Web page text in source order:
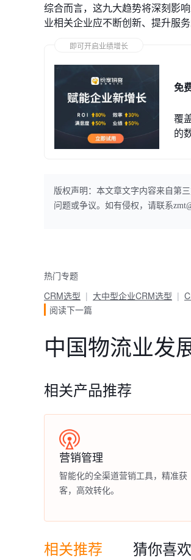
综合而言，这九大趋势将深刻影
业相关企业应不断创新、提升服
即可开启业绩增长
免
覆
的
版权声明：本文章文字内容来自第
问题或争议。如有侵权，请联系
热门专题
CRM选型
大中型企业CRM选型
阅读下一篇
中国物流业发
相关产品推荐
营销管理
智能化的全渠道营销工具，精准获
客，高效转化。
相关推荐 猜你喜欢